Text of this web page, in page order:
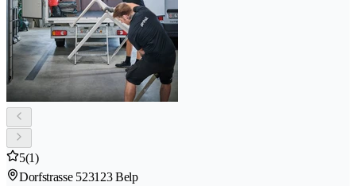
5(1)
Dorfstrasse 523123 Belp